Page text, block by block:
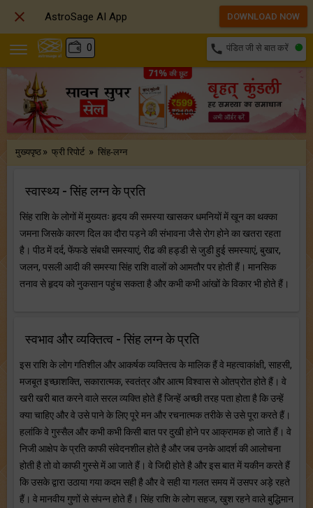
0 call पंडित जी से बात करें
मुख्यपृष्ठ » फ्री रिपोर्ट » सिंह-लग्न
स्वास्थ्य - सिंह लग्न के प्रति
सिंह राशि के लोगों में मुख्यतः हृदय की समस्या खासकर धमनियों में खून का थक्का
जमना जिसके कारण दिल का दौरा पड़ने की संभावना जैसे रोग होने का खतरा रहता
है। पीठ में दर्द, फेंफडे संबधी समस्‍याएं, रीढ की हड्डी से जुडी हुई समस्‍याएं, बुखार,
जलन, पसली आदी की समस्‍या सिंह राशि वालों को आमतौर पर होती हैं। मानसिक
तनाव से हृदय को नुकसान पहुंच सकता है और कभी कभी आंखों के विकार भी होते हैं।
स्वभाव और व्यक्तित्व - सिंह लग्न के प्रति
इस राशि के लोग गतिशील और आकर्षक व्यक्तित्व के मालिक हैं वे महत्वाकांक्षी, साहसी,
मजबूत इच्छाशक्ति, सकारात्मक, स्वतंत्र और आत्म विश्वास से ओतप्रोत होते हैं। वे
खरी खरी बात करने वाले सरल व्यक्ति होते हैं जिन्हें अच्छी तरह पता होता है कि उन्हें
क्या चाहिए और वे उसे पाने के लिए पूरे मन और रचनात्मक तरीके से उसे पूरा करते हैं।
हलांकि वे गुस्सैल और कभी कभी किसी बात पर दुखी होने पर आक्रामक हो जाते हैं। वे
निजी आक्षेप के प्रति काफी संवेदनशील होते है और जब उनके आदर्श की आलोचना
होती है तो वो काफी गुस्से में आ जाते हैं। वे जिद्दी होते है और इस बात में यकीन करते हैं
कि उसके द्वारा उठाया गया कदम सही है और वे सही या गलत समय में उसपर अड़े रहते
हैं। वे मानवीय गुणों से संपन्न होते हैं। सिंह राशि के लोग सहज, खुश रहने वाले बुद्धिमान
 AstroSage AI App DOWNLOAD NOW